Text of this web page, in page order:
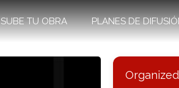
SUBE TU OBRA PLANES DE